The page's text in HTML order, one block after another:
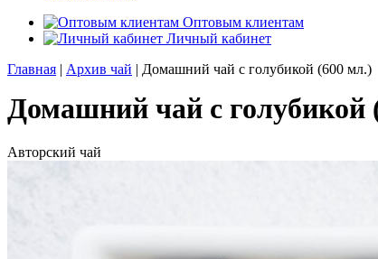
Оптовым клиентам
Личный кабинет
Главная | Архив чай | Домашний чай с голубикой (600 мл.)
Домашний чай с голубикой
Авторский чай